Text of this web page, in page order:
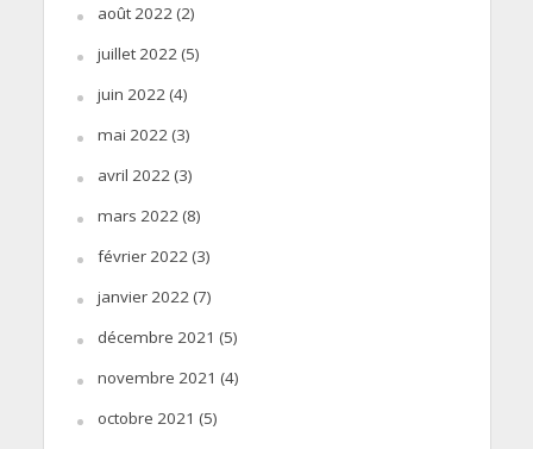
août 2022(2)
juillet 2022(5)
juin 2022(4)
mai 2022(3)
avril 2022(3)
mars 2022(8)
février 2022(3)
janvier 2022(7)
décembre 2021 (5)
novembre 2021 (4)
octobre 2021 (5)